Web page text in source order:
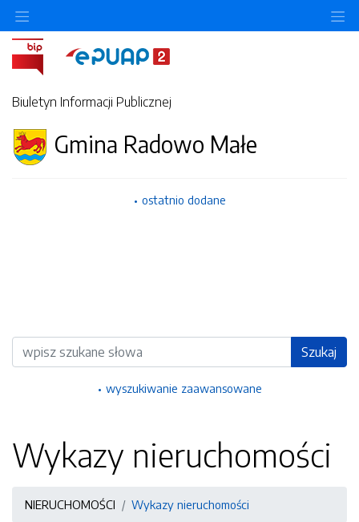
Biuletyn Informacji Publicznej
Gmina Radowo Małe
ostatnio dodane
Wyszukiwarka Szukaj
wyszukiwanie zaawansowane
Wykazy nieruchomości
NIERUCHOMOŚCI Wykazy nieruchomości